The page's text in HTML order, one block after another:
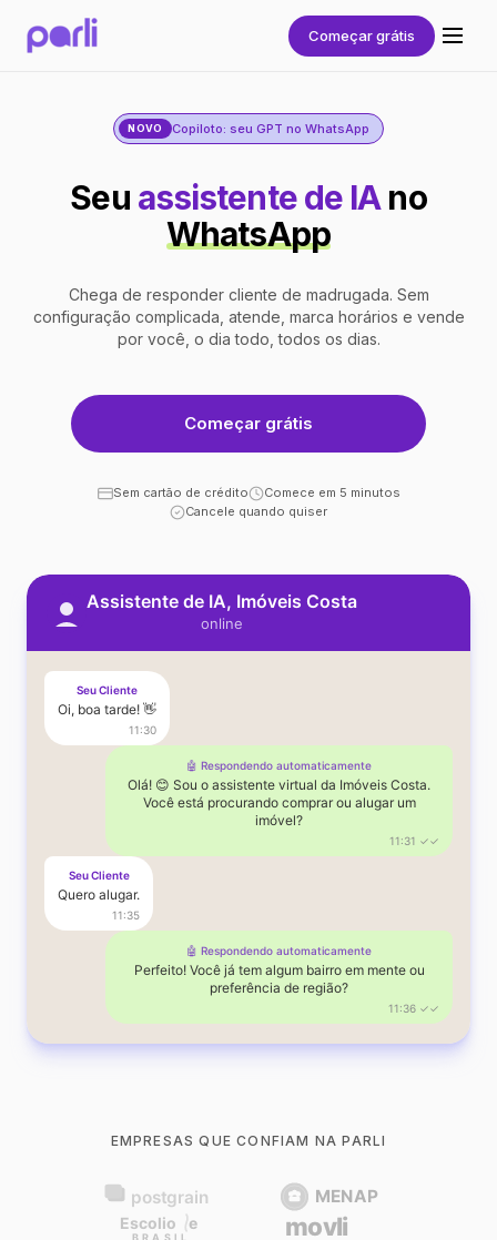
Começar grátis
NOVO Copiloto: seu GPT no WhatsApp
Seu assistente de IAno
WhatsApp
Chega de responder cliente de madrugada. Sem
configuração complicada, atende, marca horários e vende
por você, o dia todo, todos os dias.
Começar grátis
Sem cartão de crédito
Comece em 5 minutos
Cancele quando quiser
Assistente de IA, Imóveis Costa
online
Seu Cliente
Oi, boa tarde! 👋
11:30
🤖 Respondendo automaticamente
Olá! 😊 Sou o assistente virtual da Imóveis Costa.
Você está procurando comprar ou alugar um
imóvel?
11:31 ✓✓
Seu Cliente
Quero alugar.
11:35
🤖 Respondendo automaticamente
Perfeito! Você já tem algum bairro em mente ou
preferência de região?
11:36 ✓✓
EMPRESAS QUE CONFIAM NA PARLI